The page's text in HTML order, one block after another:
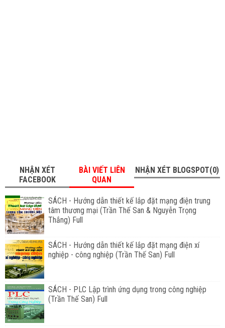
NHẬN XÉT
FACEBOOK
BÀI VIẾT LIÊN
QUAN
NHẬN XÉT BLOGSPOT(0)
SÁCH - Hướng dẫn thiết kế lắp đặt mạng điện trung
tâm thương mại (Trần Thế San & Nguyễn Trọng
Thắng) Full
SÁCH - Hướng dẫn thiết kế lắp đặt mạng điện xí
nghiệp - công nghiệp (Trần Thế San) Full
SÁCH - PLC Lập trình ứng dụng trong công nghiệp
(Trần Thế San) Full